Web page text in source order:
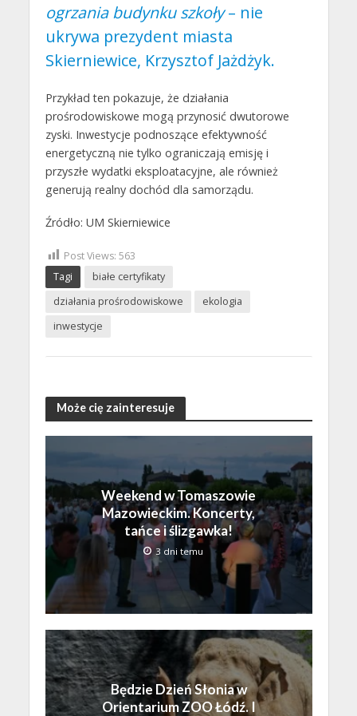
ogrzania budynku szkoły– nie
ukrywa prezydent miasta
Skierniewice, Krzysztof Jażdżyk.
Przykład ten pokazuje, że działania
prośrodowiskowe mogą przynosić dwutorowe
zyski. Inwestycje podnoszące efektywność
energetyczną nie tylko ograniczają emisję i
przyszłe wydatki eksploatacyjne, ale również
generują realny dochód dla samorządu.
Źródło: UM Skierniewice
Post Views: 563
Tagi
białe certyfikaty
działania prośrodowiskowe
ekologia
inwestycje
Może cię zainteresuje
Weekend w Tomaszowie
Mazowieckim. Koncerty,
tańce i ślizgawka!
3 dni temu
Będzie Dzień Słonia w
Orientarium ZOO Łódź. I